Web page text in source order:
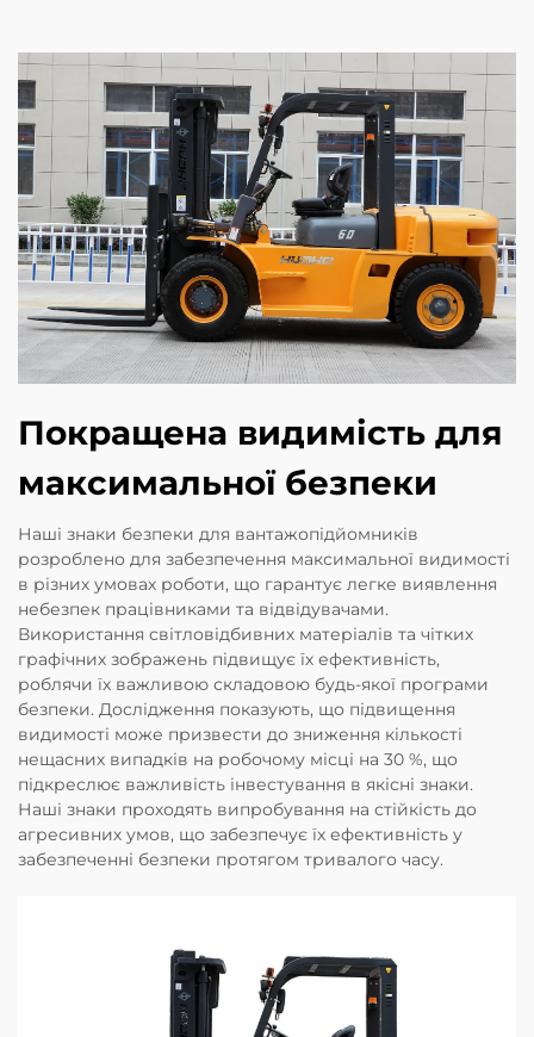
Покращена видимість для
максимальної безпеки
Наші знаки безпеки для вантажопідйомників
розроблено для забезпечення максимальної видимості
в різних умовах роботи, що гарантує легке виявлення
небезпек працівниками та відвідувачами.
Використання світловідбивних матеріалів та чітких
графічних зображень підвищує їх ефективність,
роблячи їх важливою складовою будь-якої програми
безпеки. Дослідження показують, що підвищення
видимості може призвести до зниження кількості
нещасних випадків на робочому місці на 30 %, що
підкреслює важливість інвестування в якісні знаки.
Наші знаки проходять випробування на стійкість до
агресивних умов, що забезпечує їх ефективність у
забезпеченні безпеки протягом тривалого часу.